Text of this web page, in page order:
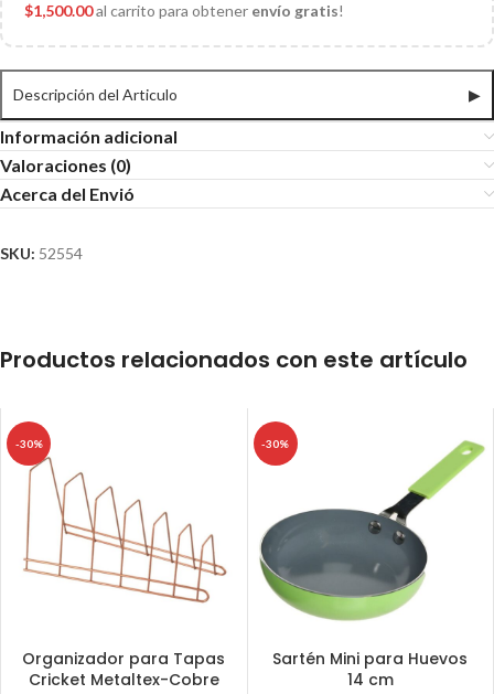
$1,500.00al carrito para obtener envío gratis!
Descripción del Articulo ▶
Información adicional
Valoraciones (0)
Acerca del Envió
SKU: 52554
Productos relacionados con este artículo
-30%
Organizador para Tapas
Cricket Metaltex-Cobre
-30%
Sartén Mini para Huevos
14 cm